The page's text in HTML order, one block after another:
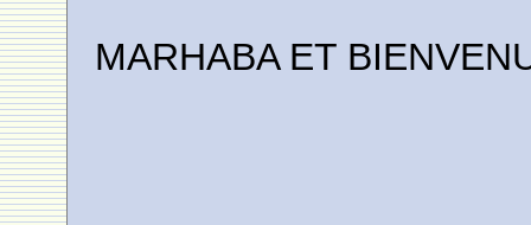
MARHABA ET BIENVEN